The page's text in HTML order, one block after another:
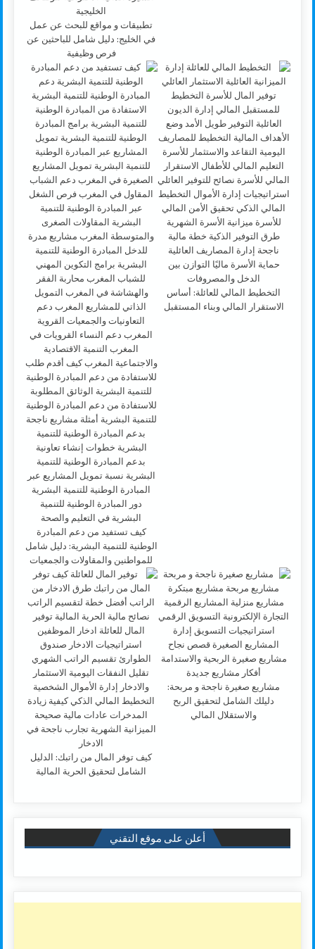
تطبيقات و مواقع للبحث عن عمل
في الخليج: دليل شامل للباحثين عن
فرص وظيفية
التخطيط المالي للعائلة: أساس
الاستقرار المالي وبناء المستقبل
كيف تستفيد من دعم المبادرة
الوطنية للتنمية البشرية: دليل شامل
للمواطنين والمقاولات والجمعيات
مشاريع صغيرة ناجحة و مربحة:
دليلك الشامل لتحقيق الربح
والاستقلال المالي
كيف توفر المال من راتبك: الدليل
الشامل لتحقيق الحرية المالية
أعلن على موقع التقني